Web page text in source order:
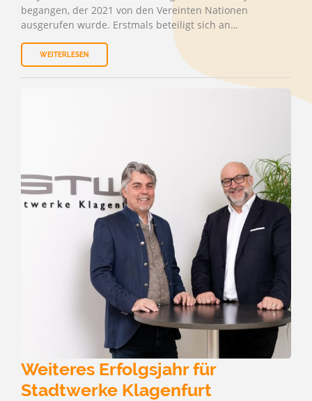
begangen, der 2021 von den Vereinten Nationen
ausgerufen wurde. Erstmals beteiligt sich an…
WEITERLESEN
Weiteres Erfolgsjahr für
Stadtwerke Klagenfurt